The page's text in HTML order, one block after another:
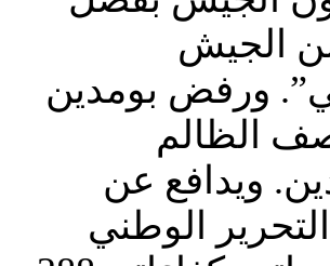
الجيش
ورفض بومدين
الظالم
ويدافع عن
الوطني